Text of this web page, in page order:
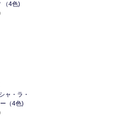
（4色)
ャ・ラ・
（4色)